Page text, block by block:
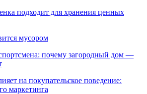
подходит для хранения ценных
мусором
почему загородный дом —
на покупательское поведение:
маркетинга